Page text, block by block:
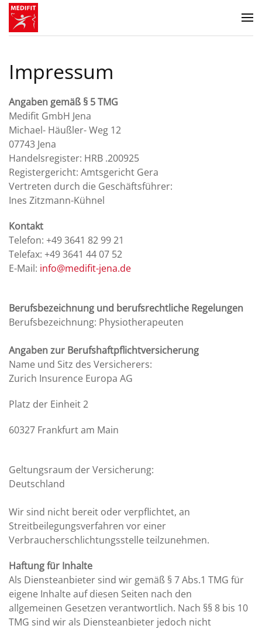
Zum Hauptinhalt springen
Impressum
Angaben gemäß § 5 TMG
Medifit GmbH Jena
Michael- Häußler- Weg 12
07743 Jena
Handelsregister: HRB .200925
Registergericht: Amtsgericht Gera
Vertreten durch die Geschäftsführer:
Ines Zitzmann-Kühnel
Kontakt
Telefon: +49 3641 82 99 21
Telefax: +49 3641 44 07 52
E-Mail: info@medifit-jena.de
Berufsbezeichnung und berufsrechtliche Regelungen
Berufsbezeichnung: Physiotherapeuten
Angaben zur Berufshaftpflichtversicherung
Name und Sitz des Versicherers:
Zurich Insurence Europa AG
Platz der Einheit 2
60327 Frankfurt am Main
Geltungsraum der Versicherung:
Deutschland
Wir sind nicht bereit oder verpflichtet, an
Streitbeilegungsverfahren vor einer
Verbraucherschlichtungsstelle teilzunehmen.
Haftung für Inhalte
Als Diensteanbieter sind wir gemäß § 7 Abs.1 TMG für
eigene Inhalte auf diesen Seiten nach den
allgemeinen Gesetzen verantwortlich. Nach §§ 8 bis 10
TMG sind wir als Diensteanbieter jedoch nicht